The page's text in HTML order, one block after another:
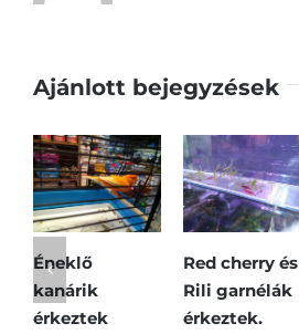
Ajánlott bejegyzések
Éneklő
kanárik
érkeztek
Red cherry és
Rili garnélák
érkeztek.